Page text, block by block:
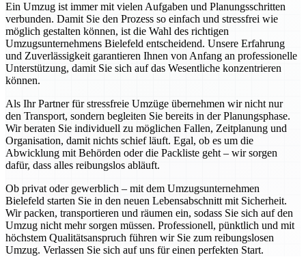
Ein Umzug ist immer mit vielen Aufgaben und Planungsschritten
verbunden. Damit Sie den Prozess so einfach und stressfrei wie
möglich gestalten können, ist die Wahl des richtigen
Umzugsunternehmens Bielefeld entscheidend. Unsere Erfahrung
und Zuverlässigkeit garantieren Ihnen von Anfang an professionelle
Unterstützung, damit Sie sich auf das Wesentliche konzentrieren
können.
Als Ihr Partner für stressfreie Umzüge übernehmen wir nicht nur
den Transport, sondern begleiten Sie bereits in der Planungsphase.
Wir beraten Sie individuell zu möglichen Fallen, Zeitplanung und
Organisation, damit nichts schief läuft. Egal, ob es um die
Abwicklung mit Behörden oder die Packliste geht – wir sorgen
dafür, dass alles reibungslos abläuft.
Ob privat oder gewerblich – mit dem Umzugsunternehmen
Bielefeld starten Sie in den neuen Lebensabschnitt mit Sicherheit.
Wir packen, transportieren und räumen ein, sodass Sie sich auf den
Umzug nicht mehr sorgen müssen. Professionell, pünktlich und mit
höchstem Qualitätsanspruch führen wir Sie zum reibungslosen
Umzug. Verlassen Sie sich auf uns für einen perfekten Start.